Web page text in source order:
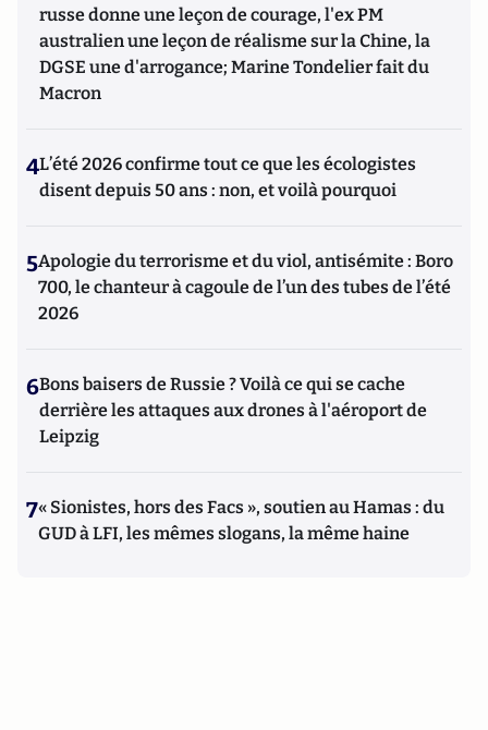
russe donne une leçon de courage, l'ex PM
australien une leçon de réalisme sur la Chine, la
DGSE une d'arrogance; Marine Tondelier fait du
Macron
4L’été 2026 confirme tout ce que les écologistes
disent depuis 50 ans : non, et voilà pourquoi
5Apologie du terrorisme et du viol, antisémite : Boro
700, le chanteur à cagoule de l’un des tubes de l’été
2026
6Bons baisers de Russie ? Voilà ce qui se cache
derrière les attaques aux drones à l'aéroport de
Leipzig
7« Sionistes, hors des Facs », soutien au Hamas : du
GUD à LFI, les mêmes slogans, la même haine